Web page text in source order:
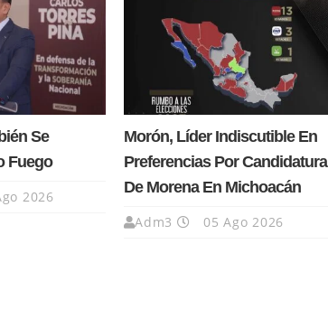
Se
Fuego
2026
Morón, Líder Indiscutible En
Preferencias Por Candidatura
De Morena En Michoacán
Adm3 05 Ago 2026